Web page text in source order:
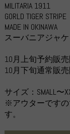
MILITARIA 1911
GORLD TIGER STRIPE
MADE IN OKINAWA
スーバニアジャケ
10月上旬予約販
10月下旬通常販
サイズ：SMALL〜
※アウターですの
す。